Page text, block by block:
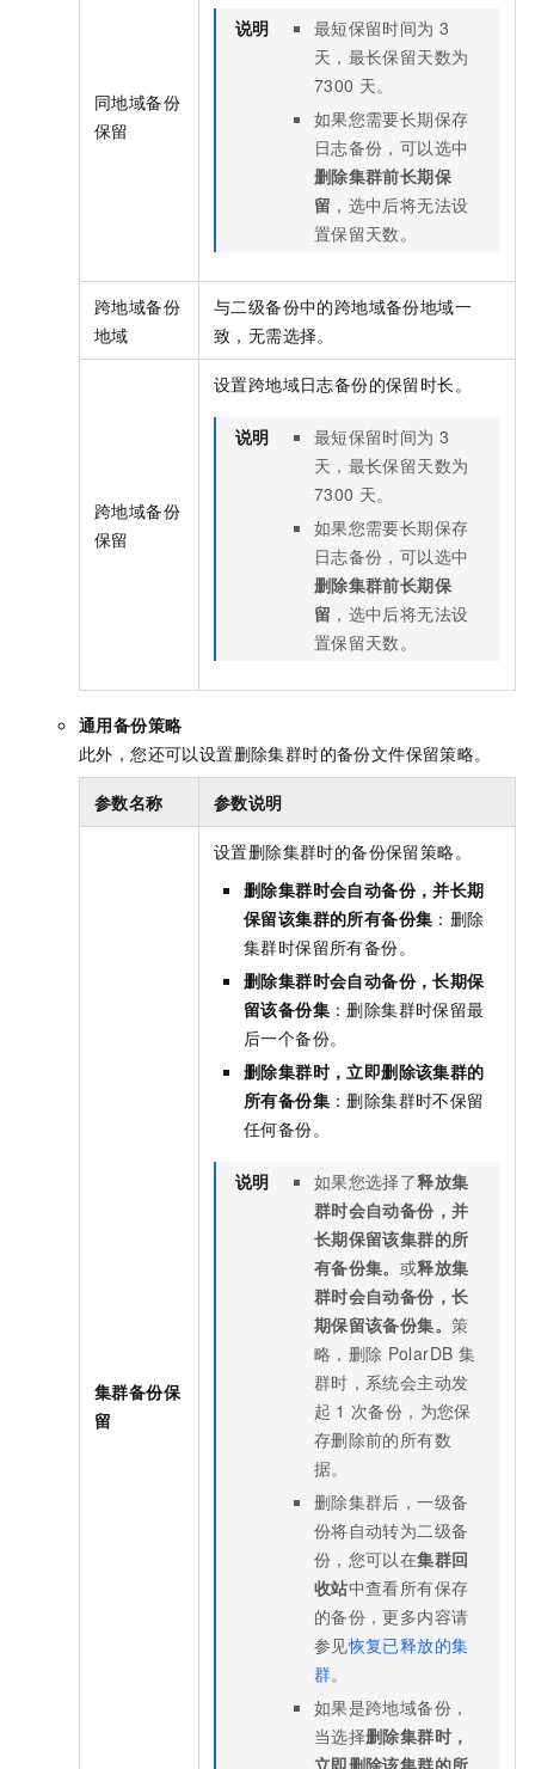
同地域备份
保留
说明 最短保留时间为 3
天，最长保留天数为
7300 天。
如果您需要长期保存
日志备份，可以选中
删除集群前长期保
留 ，选中后将无法设
置保留天数。
跨地域备份
地域
与二级备份中的跨地域备份地域一
致，无需选择。
跨地域备份
保留
设置跨地域日志备份的保留时长。
说明 最短保留时间为 3
天，最长保留天数为
7300 天。
如果您需要长期保存
日志备份，可以选中
删除集群前长期保
留 ，选中后将无法设
置保留天数。
通用备份策略
此外，您还可以设置删除集群时的备份文件保留策略。
参数名称 参数说明
集群备份保
留
设置删除集群时的备份保留策略。
删除集群时会自动备份，并长期
保留该集群的所有备份集 ：删除
集群时保留所有备份。
删除集群时会自动备份，长期保
留该备份集 ：删除集群时保留最
后一个备份。
删除集群时，立即删除该集群的
所有备份集 ：删除集群时不保留
任何备份。
说明 如果您选择了释放集
群时会自动备份，并
长期保留该集群的所
有备份集。 或释放集
群时会自动备份，长
期保留该备份集。策
略，删除 PolarDB 集
群时，系统会主动发
起 1 次备份，为您保
存删除前的所有数
据。
删除集群后，一级备
份将自动转为二级备
份，您可以在集群回
收站中查看所有保存
的备份，更多内容请
参见恢复已释放的集
群。
如果是跨地域备份，
当选择删除集群时，